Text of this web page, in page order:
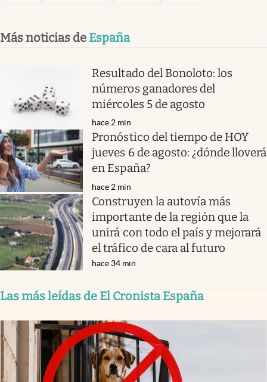
Más noticias de España
Resultado del Bonoloto: los
números ganadores del
miércoles 5 de agosto
hace 2 min
Pronóstico del tiempo de HOY
jueves 6 de agosto: ¿dónde lloverá
en España?
hace 2 min
Construyen la autovía más
importante de la región que la
unirá con todo el país y mejorará
el tráfico de cara al futuro
hace 34 min
Las más leídas de El Cronista España